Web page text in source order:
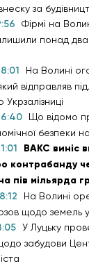
за
Фірмі на
понад два
На Волині
відправляв
Що відомо
безпеки
ВАКС виніс
контрабанду
пів мільярда
На Волині
щодо земель
У Луцьку
забудови